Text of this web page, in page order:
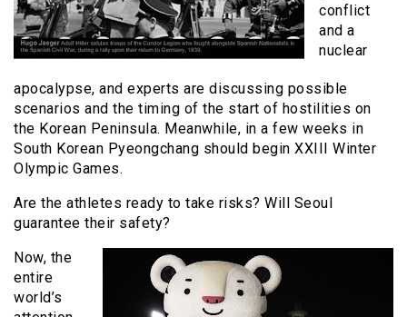
conflict
and a
nuclear
apocalypse, and experts are discussing possible
scenarios and the timing of the start of hostilities on
the Korean Peninsula. Meanwhile, in a few weeks in
South Korean Pyeongchang should begin XXIII Winter
Olympic Games.
Are the athletes ready to take risks? Will Seoul
guarantee their safety?
Now, the
entire
world’s